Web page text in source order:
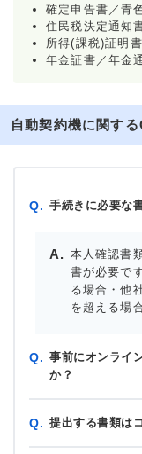
確定申告書／青
住民税決定通知
所得(課税)証明書
年金証書／年金
自動契約機に関す
Q. 手続きに必要な
本人確認書
書が必要で
る場合・他
を超える場
Q. 事前にオンライ
か？
Q. 提出する書類は